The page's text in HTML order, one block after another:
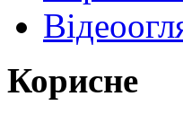
Корисне